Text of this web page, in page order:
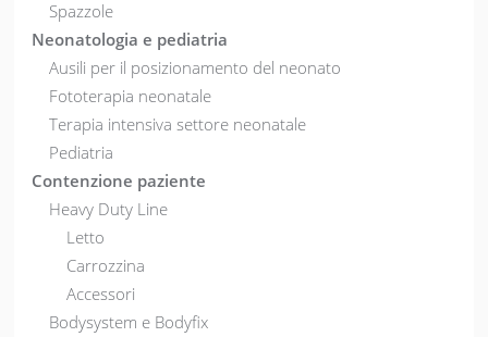
Spazzole
Neonatologia e pediatria
Ausili per il posizionamento del neonato
Fototerapia neonatale
Terapia intensiva settore neonatale
Pediatria
Contenzione paziente
Heavy Duty Line
Letto
Carrozzina
Accessori
Bodysystem e Bodyfix